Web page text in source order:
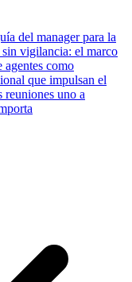
del manager para la
vigilancia: el marco
agentes como
que impulsan el
reuniones uno a